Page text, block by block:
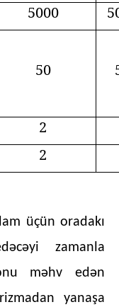
5000
50
2
2
üçün oradakı
zamanla
məhv edən
yanaşa